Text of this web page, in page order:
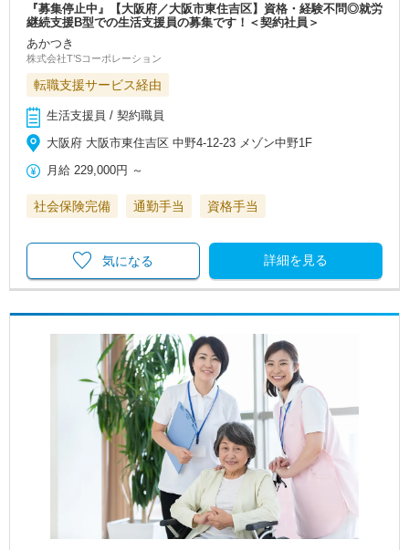
『募集停止中』【大阪府／大阪市東住吉区】資格・経験不問◎就労
継続支援B型での生活支援員の募集です！＜契約社員＞
あかつき
株式会社T’Sコーポレーション
転職支援サービス経由
生活支援員 / 契約職員
大阪府 大阪市東住吉区 中野4‐12‐23 メゾン中野1F
月給 229,000円 ～
社会保険完備 通勤手当 資格手当
詳細を見る
気になる